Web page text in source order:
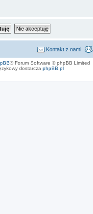
Kontakt z nami
® Forum Software © phpBB Limited
dostarcza phpBB.pl